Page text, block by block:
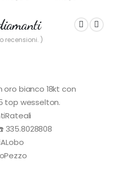
recensioni. )
oro bianco 18kt con
top wesselton.
335.8028808